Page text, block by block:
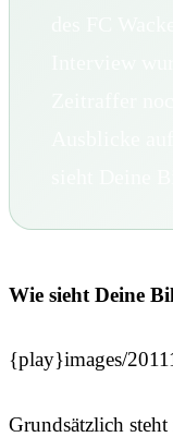
Wie sieht Deine
{play}images/
Grundsätzlich